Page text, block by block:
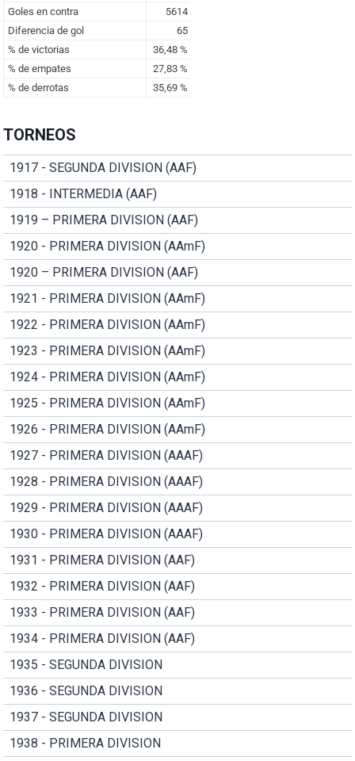
TORNEOS
1917 - SEGUNDA DIVISION (AAF)
1918 - INTERMEDIA (AAF)
1919 – PRIMERA DIVISION (AAF)
1920 - PRIMERA DIVISION (AAmF)
1920 – PRIMERA DIVISION (AAF)
1921 - PRIMERA DIVISION (AAmF)
1922 - PRIMERA DIVISION (AAmF)
1923 - PRIMERA DIVISION (AAmF)
1924 - PRIMERA DIVISION (AAmF)
1925 - PRIMERA DIVISION (AAmF)
1926 - PRIMERA DIVISION (AAmF)
1927 - PRIMERA DIVISION (AAAF)
1928 - PRIMERA DIVISION (AAAF)
1929 - PRIMERA DIVISION (AAAF)
1930 - PRIMERA DIVISION (AAAF)
1931 - PRIMERA DIVISION (AAF)
1932 - PRIMERA DIVISION (AAF)
1933 - PRIMERA DIVISION (AAF)
1934 - PRIMERA DIVISION (AAF)
1935 - SEGUNDA DIVISION
1936 - SEGUNDA DIVISION
1937 - SEGUNDA DIVISION
1938 - PRIMERA DIVISION